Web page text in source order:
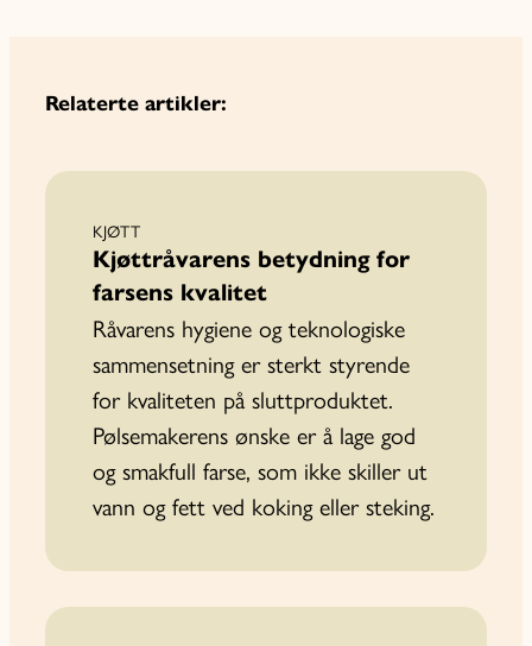
Relaterte artikler:
KJØTT
Kjøttråvarens betydning for
farsens kvalitet
Råvarens hygiene og teknologiske
sammensetning er sterkt styrende
for kvaliteten på sluttproduktet.
Pølsemakerens ønske er å lage god
og smakfull farse, som ikke skiller ut
vann og fett ved koking eller steking.